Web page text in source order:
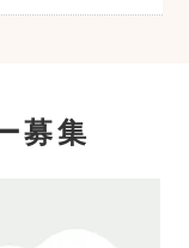
カメラマンの
募集